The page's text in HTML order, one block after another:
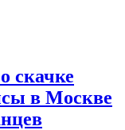
скачке
в Москве